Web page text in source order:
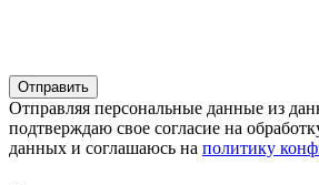
Отправляя персональные данные из
подтверждаю свое согласие на
данных и соглашаюсь на политику